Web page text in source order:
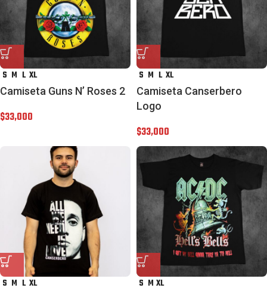
S M L XL
Camiseta Guns N’ Roses 2
$33,000
S M L XL
Camiseta Canserbero
Logo
$33,000
S M L XL S M XL